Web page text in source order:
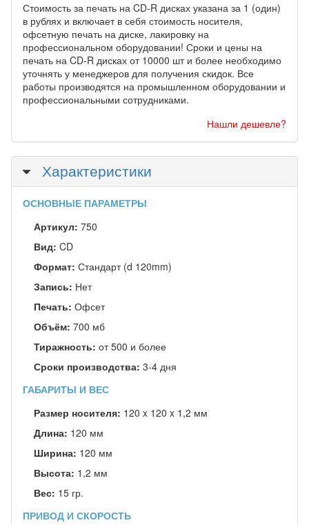
Стоимость за печать на CD-R дисках указана за 1 (один)
в рублях и включает в себя стоимость носителя,
офсетную печать на диске, лакировку на
профессиональном оборудовании! Сроки и цены на
печать на CD-R дисках от 10000 шт и более необходимо
уточнять у менеджеров для получения скидок. Все
работы производятся на промышленном оборудовании и
профессиональными сотрудниками.
Нашли дешевле?
Скрыть
Характеристики
ОСНОВНЫЕ ПАРАМЕТРЫ
Артикул: 750
Вид: CD
Формат: Стандарт (d 120mm)
Запись: Нет
Печать: Офсет
Объём: 700 мб
Тиражность: от 500 и более
Сроки производства: 3-4 дня
ГАБАРИТЫ И ВЕС
Размер носителя: 120 x 120 x 1,2 мм
Длина: 120 мм
Ширина: 120 мм
Высота: 1,2 мм
Вес: 15 гр.
ПРИВОД И СКОРОСТЬ